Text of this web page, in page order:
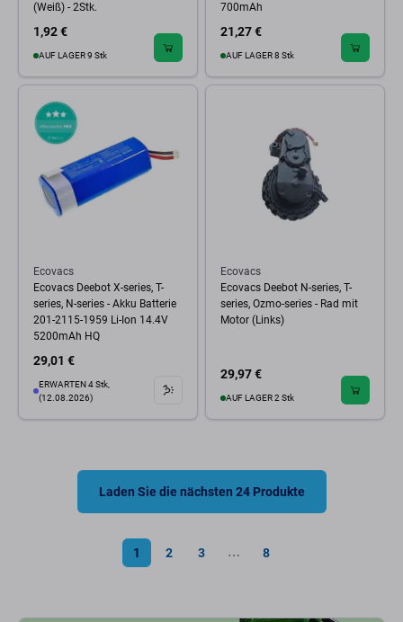
(Weiß) - 2Stk.
1,92 €
AUF LAGER 9 Stk
700mAh
21,27 €
AUF LAGER 8 Stk
Ecovacs
Ecovacs Deebot X-series, T-
series, N-series - Akku Batterie
201-2115-1959 Li-Ion 14.4V
5200mAh HQ
29,01 €
ERWARTEN 4 Stk,
(12.08.2026)
Ecovacs
Ecovacs Deebot N-series, T-
series, Ozmo-series - Rad mit
Motor (Links)
29,97 €
AUF LAGER 2 Stk
Laden Sie die nächsten 24 Produkte
1 2 3 ⋯ 8